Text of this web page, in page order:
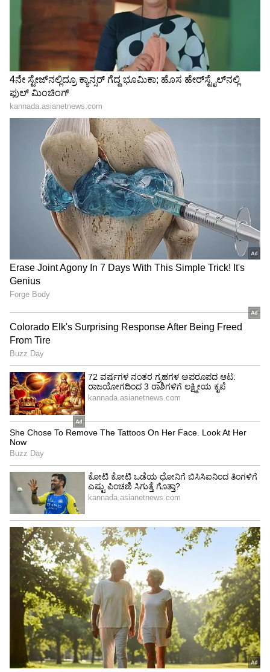
ಈವರೆಗೆ ಜಿಲ್ಲೆಯ 292 ಶಾಲೆ ಬಂದ್
ಈವರೆಗೆ ಚಿಕ್ಕಮಗಳೂರು ಜಿಲ್ಲೆಯಲ್ಲಿ ಪ್ರತಿ ವರ್ಷ ಸುಮಾರು
20 ರಿಂದ 25 ಶಾಲೆಳನ್ನು ಬಂದ್‌ ಮಾಡಲಾಗುತ್ತಿದ್ದು, ಈವರೆಗೆ
ಬರೋಬ್ಬರಿ 292 ಶಾಲೆಗಳನ್ನು ಅಧಿಕೃತವಾಗಿ ಬಂದ್‌
ಮಾಡಲಾಗಿದೆ. ಈ ಪೈಕಿ ಮೂಡಿಗೆರೆ ತಾಲೂಕಿನಲ್ಲೆ ಅತಿ ಹೆಚ್ಚು
68 ಶಾಲೆಗಳನ್ನು ಬಂದ್‌ ಮಾಡಲಾಗಿದೆ. ಉಳಿದಂತೆ
ಚಿಕ್ಕಮಗಳೂರು ತಾಲೂಕಿನ ವ್ಯಾಪ್ತಿಯಲ್ಲಿ 52 ಶಾಲೆ, ಬೀರೂರು
26 ಶಾಲೆ, ಕಡೂರು 33 ಶಾಲೆ, ಕೊಪ್ಪ 29 ಶಾಲೆ,
ಎನ್‌.ಆರ್‌,ಪುರ 26 ಶಾಲೆ, ಶೃಂಗೇರಿ 30 ಶಾಲೆ ಹಾಗೂ
ತರೀಕೆರೆ ತಾಲೂಕಿನಲ್ಲಿ 28 ಶಾಲೆಗಳನ್ನು ಬಂದ್ ಮಾಡಲಾಗಿದೆ.
ಕೆಲವೇ ಶಾಲೆ ಪುನಾರಂಭ
ಶಾಲೆಗಳು ಬಂದ್ ಮಾಡಿದ ಪೈಕಿ ಈವರೆಗೆ ಕೆಲವು ಶಾಲೆಗಳನ್ನು
ಪುನರ್ ಆರಂಭಿಸುವುದಕ್ಕೂ ಕ್ರಮ ವಹಿಸಲಾಗಿದೆ. ಆದರೆ, ಆ
ಸಂಖ್ಯೆ ಬಂದ್‌ ಆಗಿರುವ ಸಂಖ್ಯೆಗೆ ಹೋಲಿಕೆ ಮಾಡಿದರೆ ತೀರಾ
ಕಡಿಮೆ ಇದೆ. 2021-22ರಲ್ಲಿ 10 ಶಾಲೆಗಳನ್ನು ಪುನರ್‌
ಆರಂಭಿಸಲಾಗಿದೆ. ಆ ನಂತರ ಆರಂಭಗೊಂಡ ಶಾಲೆಗಳ ವಿವರ
ಲಭ್ಯವಿಲ್ಲ.
ಈಗಾಗಲೇ ಹುತ್ತಾರು ಕಿ.ಮೀ ವಿದ್ಯಾರ್ಥಿಗಳು ಓಡಾಟ
ಈಗಾಗಲೇ ಮಲೆನಾಡು ಭಾಗದ ಹಳ್ಳಿಗಳಲ್ಲಿ ವಿದ್ಯಾರ್ಥಿಗಳು
ಶಾಲೆಗೆ ಬರುವುದಕ್ಕೆ ಹತ್ತಾರು ಕಿ.ಮೀ ದೂರ ಬಸ್‌, ಕಾಲ್ನಡಿಗೆ